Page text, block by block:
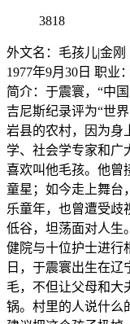
3818
外文名：毛孩儿|金刚
1977年9月30日 职业
简介：于震寰，“中
吉尼斯纪录评为“世
岩县的农村，因为身
学、社会学专家和广
喜欢叫他毛孩。他曾
童星；如今走上舞台
乐童年，也曾遭受歧
低谷，坦荡面对人生
健院与十位护士进行
日，于震寰出生在
毛，不但让父母和大
锅。村里的人说什么